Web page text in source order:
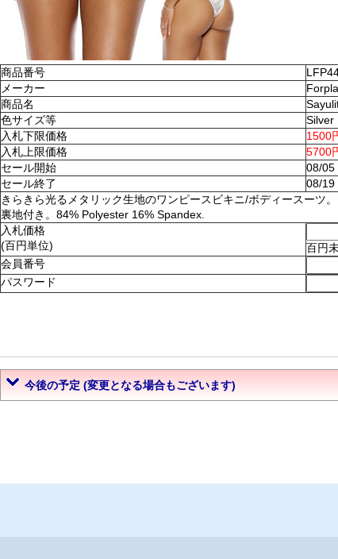
商品番号
メーカー
商品名
色サイズ等
Silver
入札下限価格
1500
入札上限価格
5700
セール開始
08/05
セール終了
08/19
きらきら光るメタリック生地のワンピースビキニ/ボディースーツ
裏地付き。84% Polyester 16% Spandex.
入札価格
(百円単位)
百円
会員番号
パスワード
今後の予定 (変更となる場合もございます)